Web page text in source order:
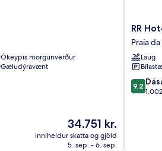
Ókeypis morgunverður
Gæludýravænt
Verðið
er
34.751 kr.
34.751 kr.
inniheldur skatta og gjöld
5. sep. - 6. sep.
RR
Hotel
da
Rocha
Praia
da
Rocha
RR
Praia
Laug
9.2
af
9,2